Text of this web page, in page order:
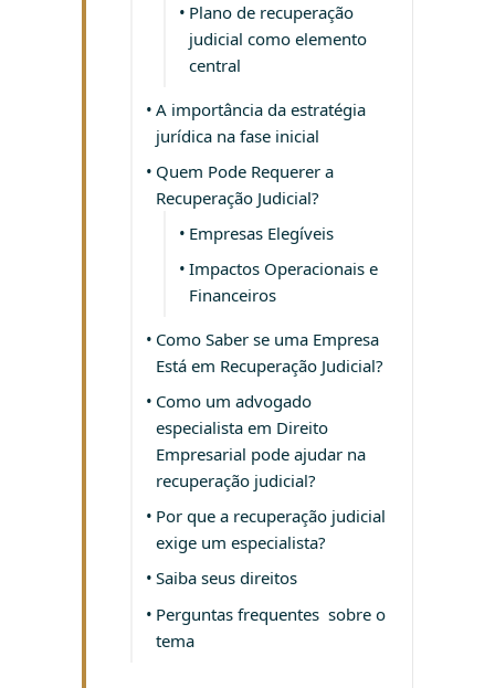
Plano de recuperação
judicial como elemento
central
A importância da estratégia
jurídica na fase inicial
Quem Pode Requerer a
Recuperação Judicial?
Empresas Elegíveis
Impactos Operacionais e
Financeiros
Como Saber se uma Empresa
Está em Recuperação Judicial?
Como um advogado
especialista em Direito
Empresarial pode ajudar na
recuperação judicial?
Por que a recuperação judicial
exige um especialista?
Saiba seus direitos
Perguntas frequentes sobre o
tema